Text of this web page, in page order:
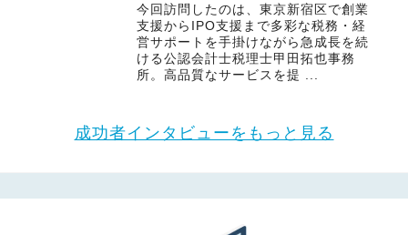
今回訪問したのは、東京新宿区で創業
支援からIPO支援まで多彩な税務・経
営サポートを手掛けながら急成長を続
ける公認会計士税理士甲田拓也事務
所。高品質なサービスを提 ...
成功者インタビューをもっと見る